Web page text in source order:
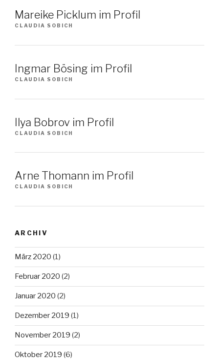
Mareike Picklum im Profil
CLAUDIA SOBICH
Ingmar Bösing im Profil
CLAUDIA SOBICH
Ilya Bobrov im Profil
CLAUDIA SOBICH
Arne Thomann im Profil
CLAUDIA SOBICH
ARCHIV
März 2020 (1)
Februar 2020 (2)
Januar 2020 (2)
Dezember 2019 (1)
November 2019 (2)
Oktober 2019 (6)